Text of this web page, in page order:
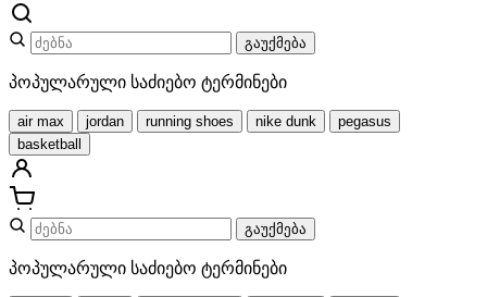
გაუქმება
პოპულარული საძიებო ტერმინები
air max jordan running shoes nike dunk
pegasus
basketball
გაუქმება
პოპულარული საძიებო ტერმინები